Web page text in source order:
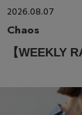
2026.08.07
Chaos
【WEEKLY